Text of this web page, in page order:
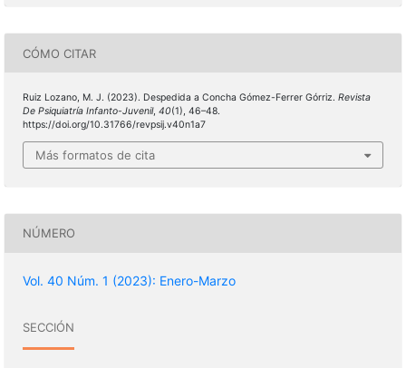
CÓMO CITAR
Ruiz Lozano, M. J. (2023). Despedida a Concha Gómez-Ferrer Górriz. Revista
De Psiquiatría Infanto-Juvenil, 40(1), 46–48.
https://doi.org/10.31766/revpsij.v40n1a7
Más formatos de cita
NÚMERO
Vol. 40 Núm. 1 (2023): Enero-Marzo
SECCIÓN